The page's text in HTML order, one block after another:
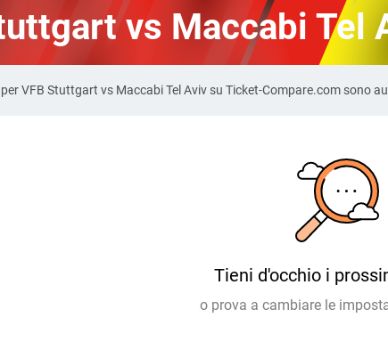
vs Maccabi Tel
VFB Stuttgart vs Maccabi Tel Aviv su Ticket-Compare.com sono
Tieni d'occhio i
o prova a cambiare le